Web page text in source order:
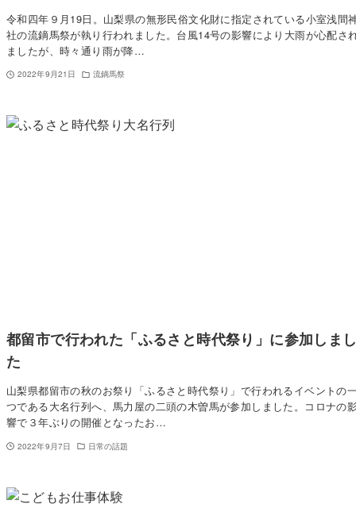
令和四年９月19日。山梨県の無形民俗文化財に指定されている小室浅間
社の流鏑馬祭が執り行われました。台風14号の影響により大雨が心配さ
ましたが、時々通り雨が降…
2022年9月21日 流鏑馬祭
都留市で行われた「ふるさと時代祭り」に参加しま
た
山梨県都留市の秋のお祭り「ふるさと時代祭り」で行われるイベントの
つである大名行列へ、馬力屋の二頭の木曽馬が参加しました。コロナの
響で３年ぶりの開催となったお…
2022年9月7日 日常の話題